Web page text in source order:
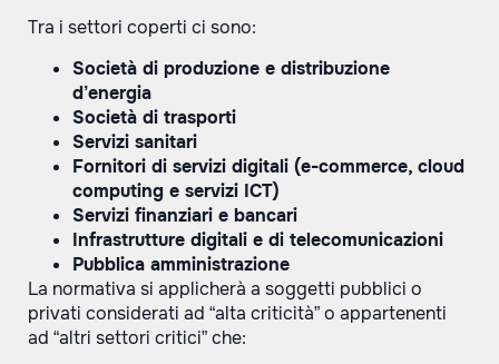
Tra i settori coperti ci sono:
Società di produzione e distribuzione
d’energia
Società di trasporti
Servizi sanitari
Fornitori di servizi digitali (e-commerce, cloud
computing e servizi ICT)
Servizi finanziari e bancari
Infrastrutture digitali e di telecomunicazioni
Pubblica amministrazione
La normativa si applicherà a soggetti pubblici o
privati considerati ad “alta criticità” o appartenenti
ad “altri settori critici” che: